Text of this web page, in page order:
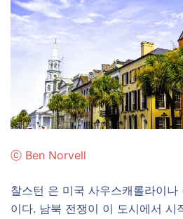
ⓒ Ben Norvell
찰스턴 은 미국 사우스캐롤라이나
이다. 남북 전쟁이 이 도시에서 시